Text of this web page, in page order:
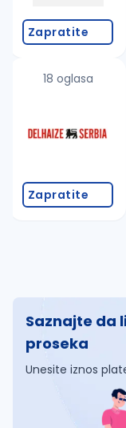
Zapratite
18 oglasa
Zapratite
Saznajte da
proseka
Unesite iznos